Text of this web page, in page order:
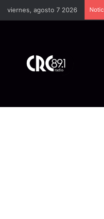
viernes, agosto 7 2026